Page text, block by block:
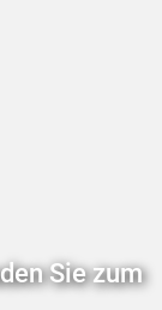
Sie zum